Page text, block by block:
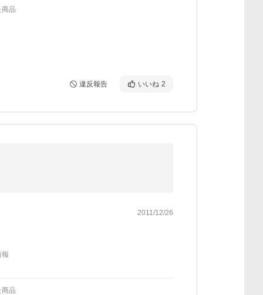
品
違反報告 いいね 2
2011/12/26
報
品